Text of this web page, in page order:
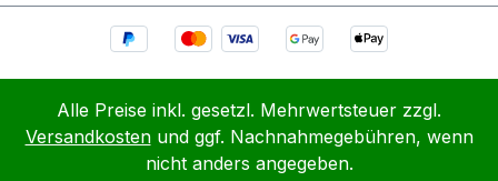
Alle Preise inkl. gesetzl. Mehrwertsteuer zzgl.
Versandkostenund ggf. Nachnahmegebühren, wenn
nicht anders angegeben.